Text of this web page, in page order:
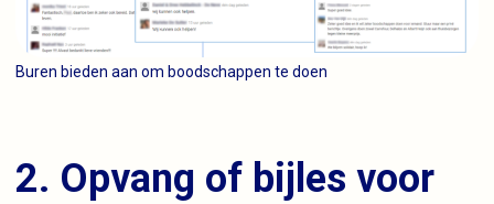
Buren bieden aan om boodschappen te doen
2. Opvang of bijles voor